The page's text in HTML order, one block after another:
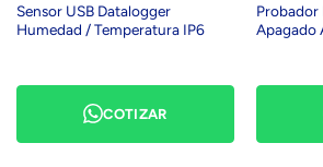
Sensor USB Datalogger
Humedad / Temperatura IP6
COTIZAR
Probador
Apagado